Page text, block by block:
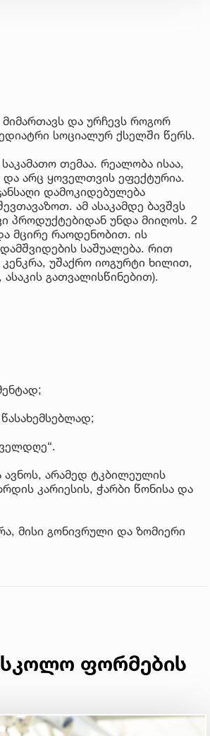
და ურჩევს როგორ
სოციალურ ქსელში წერს.
თემაა. რეალობა ისაა,
არც ყოველთვის ეფექტურია.
დამოკიდებულება
ამ ასაკამდე ბავშვს
პროდუქტებიდან უნდა მიიღოს. 2
მცირე რაოდენობით. ის
საშუალება. რით
უშაქრო იოგურტი ხილით,
გათვალისწინებით).
ავნოს, არამედ ტკბილეულის
კარიესის, ჭარბი წონისა და
მისი გონივრული და ზომიერი
ფორმების